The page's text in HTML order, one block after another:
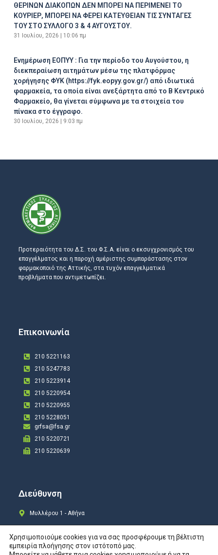
ΘΕΡΙΝΩΝ ΔΙΑΚΟΠΩΝ ΔΕΝ ΜΠΟΡΕΙ ΝΑ ΠΕΡΙΜΕΝΕΙ ΤΟ
ΚΟΥΡΙΕΡ, ΜΠΟΡΕΙ ΝΑ ΦΕΡΕΙ ΚΑΤΕΥΘΕΙΑΝ ΤΙΣ ΣΥΝΤΑΓΕΣ
ΤΟΥ ΣΤΟ ΣΥΛΛΟΓΟ 3 & 4 ΑΥΓΟΥΣΤΟΥ.
31 Ιουλίου, 2026 10:06 πμ
Ενημέρωση ΕΟΠΥΥ : Για την περίοδο του Αυγούστου, η
διεκπεραίωση αιτημάτων μέσω της πλατφόρμας
χορήγησης ΦΥΚ (https://fyk.eopyy.gov.gr/) από ιδιωτικά
φαρμακεία, τα οποία είναι ανεξάρτητα από το Β Κεντρικό
Φαρμακείο, θα γίνεται σύμφωνα με τα στοιχεία του
πίνακα στο έγγραφο.
30 Ιουλίου, 2026 9:03 πμ
Προτεραιότητα του Δ.Σ. του Φ.Σ.Α. είναι ο εκσυγχρονισμός του
επαγγέλματος και η παροχή αμέριστης συμπαράστασης στον
φαρμακοποιό της Αττικής, στα τυχόν επαγγελματικά
προβλήματα που αντιμετωπίζει.
Επικοινωνία
210 5221163
210 5247783
210 5223914
210 5220954
210 5220955
210 5228051
grfsa@fsa.gr
210 5220721
210 5220639
Διεύθυνση
Μυλλέρου 1 - Αθήνα
Χρησιμοποιούμε cookies για να σας προσφέρουμε τη βέλτιστη
εμπειρία πλοήγησης στον ιστότοπό μας.